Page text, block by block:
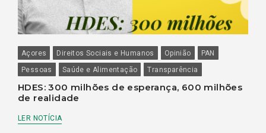
Açores Direitos Sociais e Humanos Opinião
PAN
Pessoas
Saúde e Alimentação Transparência
HDES: 300 milhões de esperança, 600 milhões
de realidade
LER NOTÍCIA